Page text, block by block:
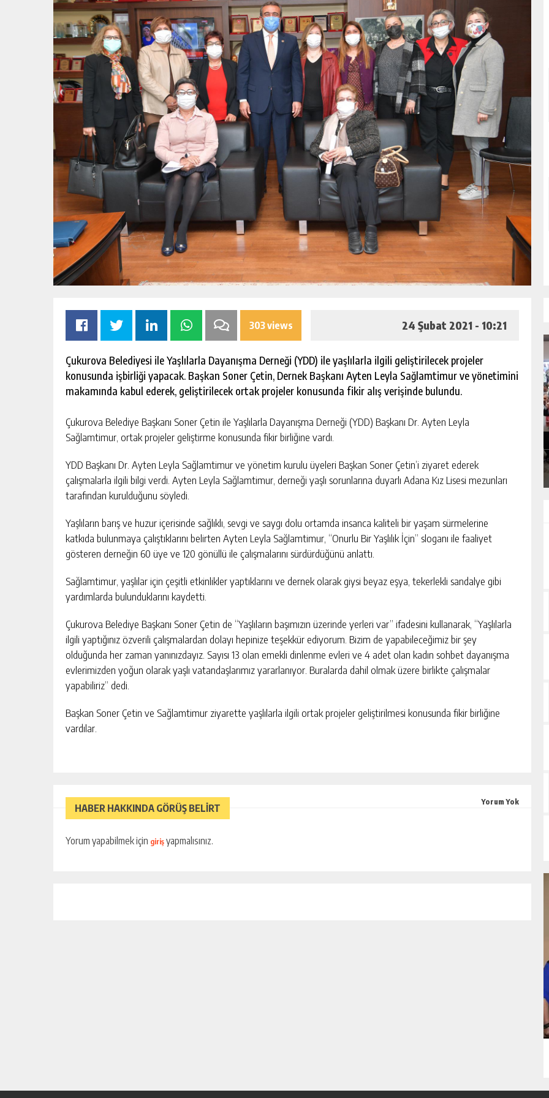
303 views 24 Şubat 2021 - 10:21
Çukurova Belediyesi ile Yaşlılarla Dayanışma Derneği (YDD) ile yaşlılarla ilgili geliştirilecek projeler
konusunda işbirliği yapacak. Başkan Soner Çetin, Dernek Başkanı Ayten Leyla Sağlamtimur ve yönetimini
makamında kabul ederek, geliştirilecek ortak projeler konusunda fikir alış verişinde bulundu.
Çukurova Belediye Başkanı Soner Çetin ile Yaşlılarla Dayanışma Derneği (YDD) Başkanı Dr. Ayten Leyla
Sağlamtimur, ortak projeler geliştirme konusunda fikir birliğine vardı.
YDD Başkanı Dr. Ayten Leyla Sağlamtimur ve yönetim kurulu üyeleri Başkan Soner Çetin’i ziyaret ederek
çalışmalarla ilgili bilgi verdi. Ayten Leyla Sağlamtimur, derneği yaşlı sorunlarına duyarlı Adana Kız Lisesi mezunları
tarafından kurulduğunu söyledi.
Yaşlıların barış ve huzur içerisinde sağlıklı, sevgi ve saygı dolu ortamda insanca kaliteli bir yaşam sürmelerine
katkıda bulunmaya çalıştıklarını belirten Ayten Leyla Sağlamtimur, “Onurlu Bir Yaşlılık İçin” sloganı ile faaliyet
gösteren derneğin 60 üye ve 120 gönüllü ile çalışmalarını sürdürdüğünü anlattı.
Sağlamtimur, yaşlılar için çeşitli etkinlikler yaptıklarını ve dernek olarak giysi beyaz eşya, tekerlekli sandalye gibi
yardımlarda bulunduklarını kaydetti.
Çukurova Belediye Başkanı Soner Çetin de “Yaşlıların başımızın üzerinde yerleri var” ifadesini kullanarak, “Yaşlılarla
ilgili yaptığınız özverili çalışmalardan dolayı hepinize teşekkür ediyorum. Bizim de yapabileceğimiz bir şey
olduğunda her zaman yanınızdayız. Sayısı 13 olan emekli dinlenme evleri ve 4 adet olan kadın sohbet dayanışma
evlerimizden yoğun olarak yaşlı vatandaşlarımız yararlanıyor. Buralarda dahil olmak üzere birlikte çalışmalar
yapabiliriz” dedi.
Başkan Soner Çetin ve Sağlamtimur ziyarette yaşlılarla ilgili ortak projeler geliştirilmesi konusunda fikir birliğine
vardılar.
HABER HAKKINDA GÖRÜŞ BELİRT
Yorum Yok
Yorum yapabilmek için giriş yapmalısınız.
GÜNGÖR GEÇER: “EKONOMIK
SORUNLARIN ATLATILMASININ TEK
YOLU ÜRETIMI ARTIRMAKTAN
SIK ARIZALANAN IÇME SUYU HATTI
YENILENIYOR